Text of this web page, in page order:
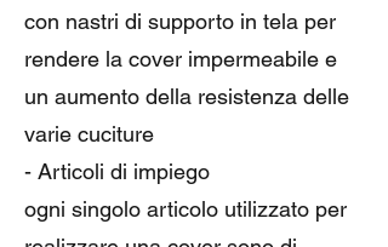
con nastri di supporto in tela per
rendere la cover impermeabile e
un aumento della resistenza delle
varie cuciture
- Articoli di impiego
ogni singolo articolo utilizzato per